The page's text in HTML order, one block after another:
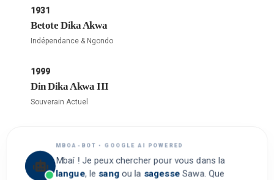
1931
Betote Dika Akwa
Indépendance & Ngondo
1999
Din Dika Akwa III
Souverain Actuel
MBOA-BOT • GOOGLE AI POWERED
Mbaí ! Je peux chercher pour vous dans la
langue, le sangou la sagesse Sawa. Que